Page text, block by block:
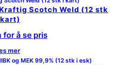
Scotch Weld (12 stk
for å se pris
mer